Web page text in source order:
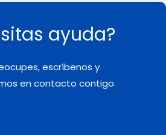
ayuda?
escríbenos y
en contacto contigo.